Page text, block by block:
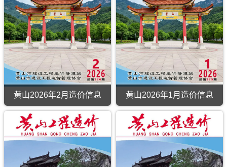
清
扫
描
件
PDF，
内
容
包
含
材
商
材
黄山2026年2月造价信息
黄
山
2
黄山2026年1月造价信息